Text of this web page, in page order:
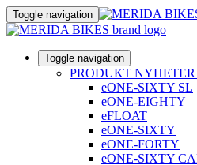
Toggle navigation
Toggle navigation
PRODUKT
eONE-SIXTY SL
eONE-EIGHTY
eFLOAT
eONE-SIXTY
eONE-FORTY
eONE-SIXTY